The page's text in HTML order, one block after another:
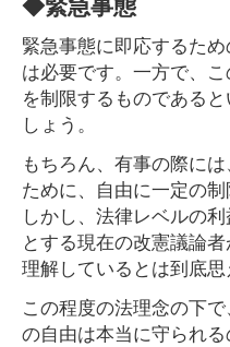
緊急事態に即応するた
は必要です。一方で、
を制限するものである
しょう。
もちろん、有事の際に
ために、自由に一定の
しかし、法律レベルの
とする現在の改憲議論
理解しているとは到底思
この程度の法理念の下
の自由は本当に守られ